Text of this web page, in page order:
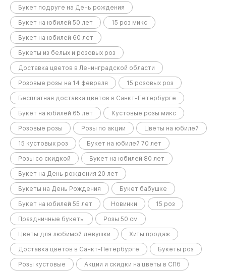
Букет подруге на День рождения
Букет на юбилей 50 лет
15 роз микс
Букет на юбилей 60 лет
Букеты из белых и розовых роз
Доставка цветов в Ленинградской области
Розовые розы на 14 февраля
15 розовых роз
Бесплатная доставка цветов в Санкт-Петербурге
Букет на юбилей 65 лет
Кустовые розы микс
Розовые розы
Розы по акции
Цветы на юбилей
15 кустовых роз
Букет на юбилей 70 лет
Розы со скидкой
Букет на юбилей 80 лет
Букет на День рождения 20 лет
Букеты на День Рождения
Букет бабушке
Букет на юбилей 55 лет
Новинки
15 роз
Праздничные букеты
Розы 50 см
Цветы для любимой девушки
Хиты продаж
Доставка цветов в Санкт-Петербурге
Букеты роз
Розы кустовые
Акции и скидки на цветы в СПб